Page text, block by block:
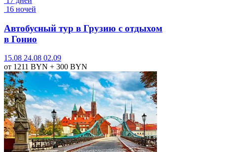
16 ночей
Автобусный тур в Грузию с отдыхом
в Гонио
15.08 24.08 02.09
от 1211 BYN + 300 BYN